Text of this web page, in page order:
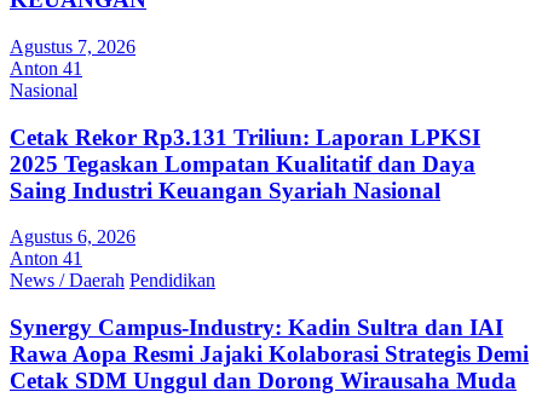
Agustus 7, 2026
Anton 41
Nasional
Cetak Rekor Rp3.131 Triliun: Laporan LPKSI
2025 Tegaskan Lompatan Kualitatif dan Daya
Saing Industri Keuangan Syariah Nasional
Agustus 6, 2026
Anton 41
News / Daerah Pendidikan
Synergy Campus-Industry: Kadin Sultra dan IAI
Rawa Aopa Resmi Jajaki Kolaborasi Strategis Demi
Cetak SDM Unggul dan Dorong Wirausaha Muda